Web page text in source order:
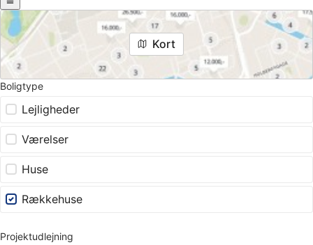
Kort
Boligtype
Lejligheder
Værelser
Huse
Rækkehuse
Projektudlejning